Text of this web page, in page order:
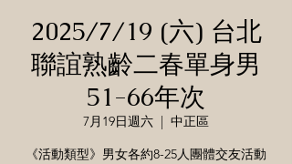
2025/7/19 (六) 台北
聯誼熟齡二春單身男
51-66年次
7月19日週六
  |
中正區
《活動類型》男女各約8-25人團體交友活動